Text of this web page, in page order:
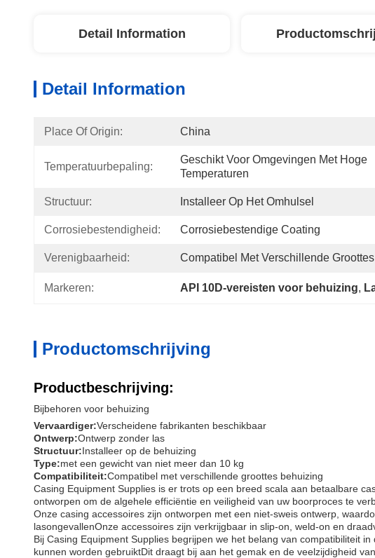
Detail Information
Detail Information
Place Of Origin: China
Temperatuurbepaling:
Geschikt Voor Omgevingen Met Hoge
Temperaturen
Structuur: Installeer Op Het Omhulsel
Corrosiebestendigheid: Corrosiebestendige Coating
Verenigbaarheid: Compatibel Met Verschillende
Markeren: API 10D-vereisten voor behuizing,
Productomschrijving
Productbeschrijving:
Bijbehoren voor behuizing
Vervaardiger:Verscheidene fabrikanten beschikbaar
Ontwerp:Ontwerp zonder las
Structuur:Installeer op de behuizing
Type:met een gewicht van niet meer dan 10 kg
Compatibiliteit:Compatibel met verschillende groottes behuizing
Casing Equipment Supplies is er trots op een breed scala aan betaalbare
ontworpen om de algehele efficiëntie en veiligheid van uw boorproces te
Onze casing accessoires zijn ontworpen met een niet-sweis ontwerp,
lasongevallenOnze accessoires zijn verkrijgbaar in slip-on, weld-on en
Bij Casing Equipment Supplies begrijpen we het belang van compatibiliteit
kunnen worden gebruiktDit draagt bij aan het gemak en de veelzijdigheid